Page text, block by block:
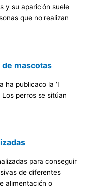
y su aparición suele
que no realizan
de mascotas
ha publicado la ‘I
Los perros se sitúan
para conseguir
de diferentes
alimentación o